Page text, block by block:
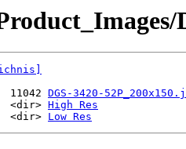
DGS-3420-
<dir> High Res
<dir> Low Res